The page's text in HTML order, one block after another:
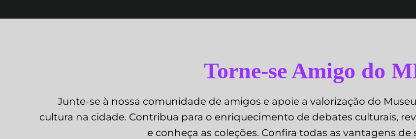
Torne-se Amigo do
Junte-se à nossa comunidade de amigos e apoie a valorização do
cultura na cidade. Contribua para o enriquecimento de debates culturais,
e conheça as coleções. Confira todas as vantagens